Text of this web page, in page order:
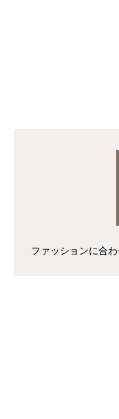
ファッションに合